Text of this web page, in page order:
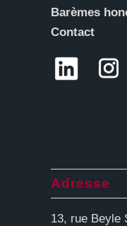
Barèmes
Contact
Adresse
13, rue Beyle